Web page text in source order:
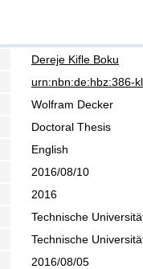
Dereje Kifle Boku
urn:nbn:de:hbz:386-
Wolfram Decker
Doctoral Thesis
English
2016/08/10
2016
Technische
Technische
2016/08/05